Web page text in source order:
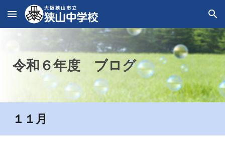
Skip to main content Skip to navigation
令和６年度 ブログ
１１ 月